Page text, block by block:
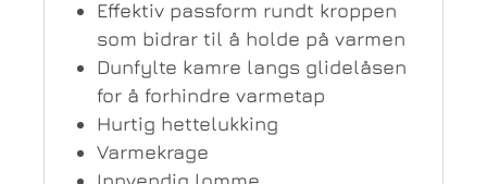
Effektiv passform rundt kroppen
som bidrar til å holde på varmen
Dunfylte kamre langs glidelåsen
for å forhindre varmetap
Hurtig hettelukking
Varmekrage